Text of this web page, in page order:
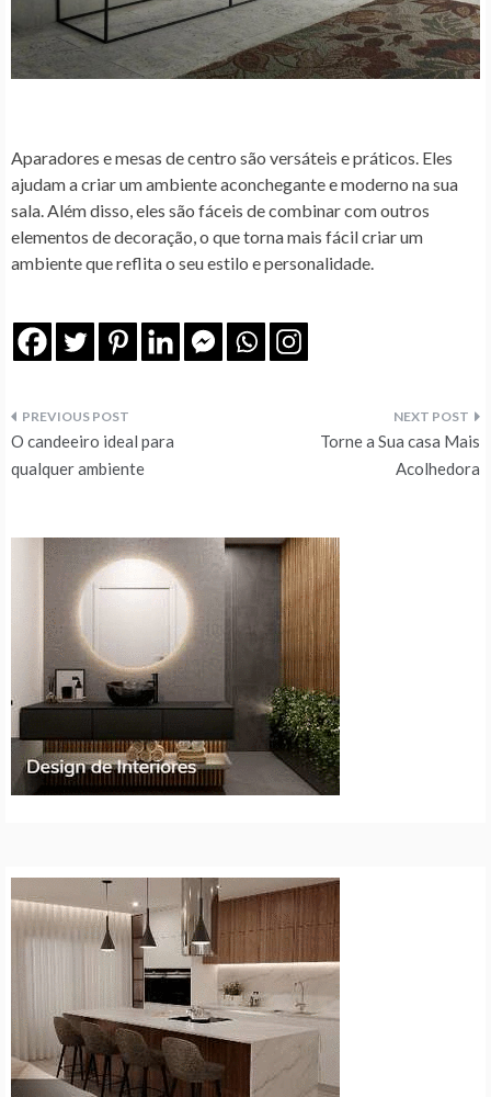
Aparadores e mesas de centro são versáteis e práticos. Eles
ajudam a criar um ambiente aconchegante e moderno na sua
sala. Além disso, eles são fáceis de combinar com outros
elementos de decoração, o que torna mais fácil criar um
ambiente que reflita o seu estilo e personalidade.
Navegação
de
artigos
O candeeiro ideal para
qualquer ambiente
Torne a Sua casa Mais
Acolhedora